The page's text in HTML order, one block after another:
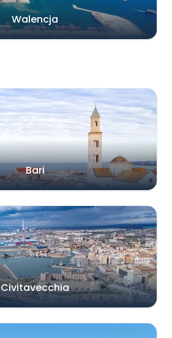
Walencja
Bari
Civitavecchia